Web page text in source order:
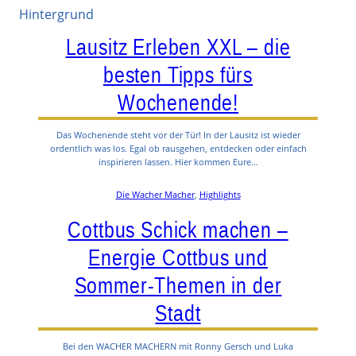
Lausitz Erleben XXL – die
besten Tipps fürs
Wochenende!
Das Wochenende steht vor der Tür! In der Lausitz ist wieder
ordentlich was los. Egal ob rausgehen, entdecken oder einfach
inspirieren lassen. Hier kommen Eure…
Die Wacher Macher, Highlights
Cottbus Schick machen –
Energie Cottbus und
Sommer-Themen in der
Stadt
Bei den WACHER MACHERN mit Ronny Gersch und Luka